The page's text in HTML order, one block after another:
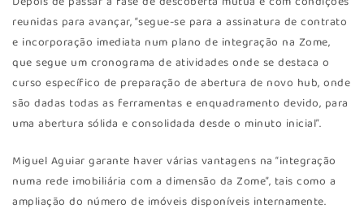
reunidas para avançar, “segue-se para a assinatura de contrato
e incorporação imediata num plano de integração na Zome,
que segue um cronograma de atividades onde se destaca o
curso específico de preparação de abertura de novo hub, onde
são dadas todas as ferramentas e enquadramento devido, para
uma abertura sólida e consolidada desde o minuto inicial”.
Miguel Aguiar garante haver várias vantagens na “integração
numa rede imobiliária com a dimensão da Zome”, tais como a
ampliação do número de imóveis disponíveis internamente.